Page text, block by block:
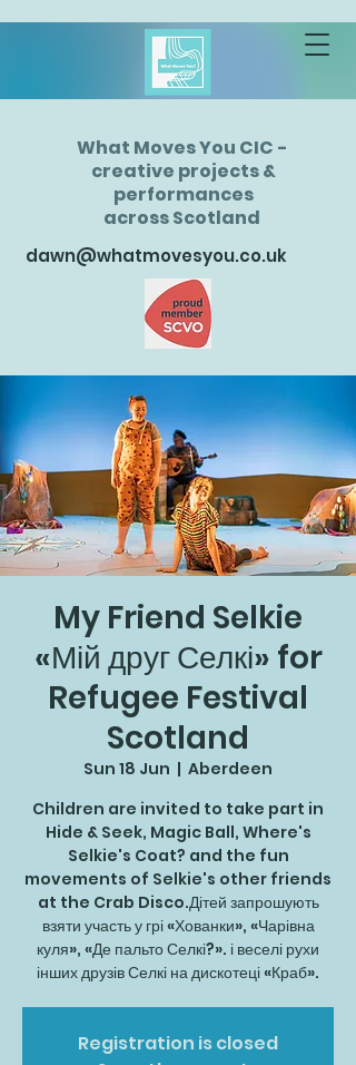
What Moves You CIC -
creative projects &
performances
across Scotland
dawn@whatmovesyou.co.uk
My Friend Selkie
«Мій друг Селкі» for
Refugee Festival
Scotland
Sun 18 Jun
  |
Aberdeen
Children are invited to take part in
Hide & Seek, Magic Ball, Where's
Selkie's Coat? and the fun
movements of Selkie's other friends
at the Crab Disco.Дітей запрошують
взяти участь у грі «Хованки», «Чарівна
куля», «Де пальто Селкі?». і веселі рухи
інших друзів Селкі на дискотеці «Краб».
Registration is closed